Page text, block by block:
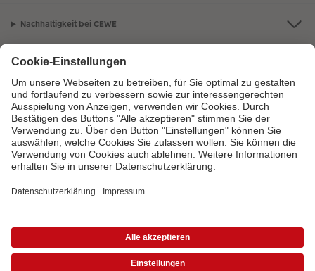
Nachhaltigkeit bei CEWE
Mein Fotoservice
Informationen
Sortiment
Inspirationen
Bei Fragen zu Produkten oder der Bestellung können Sie uns gern anrufen:
0441 18131902Mo. bis Sa.: 8:00 – 20:00 Uhr und So.: 10:00 – 18:00 Uhr